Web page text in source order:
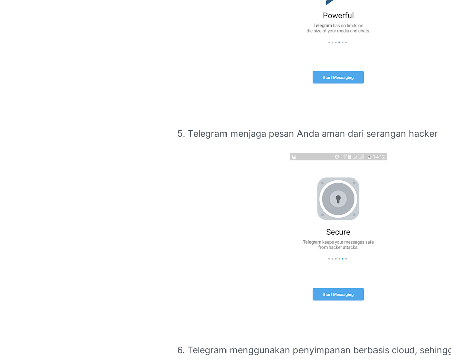
5. Telegram menjaga pesan Anda aman dari serangan hacker
6. Telegram menggunakan penyimpanan berbasis cloud,